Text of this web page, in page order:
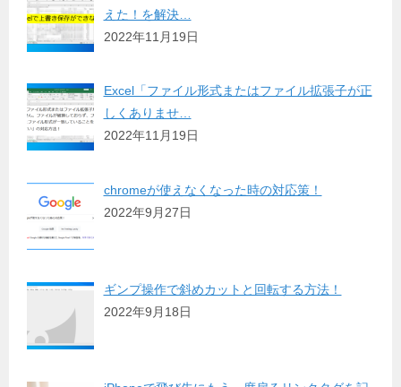
えた！を解決…
2022年11月19日
Excel「ファイル形式またはファイル拡張子が正
しくありませ…
2022年11月19日
chromeが使えなくなった時の対応策！
2022年9月27日
ギンプ操作で斜めカットと回転する方法！
2022年9月18日